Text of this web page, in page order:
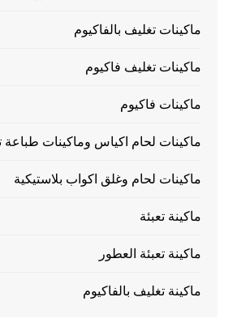
ماكينات تغليف بالفاكيوم
ماكينات تغليف فاكيوم
ماكينات فاكيوم
ماكينات لحام اكياس وماكينات طباعة
ماكينات لحام وغلق اكواب بلاستيكية
ماكينة تعبئة
ماكينة تعبئة العطور
ماكينة تغليف بالفاكيوم